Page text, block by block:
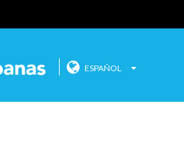
Celebra las
ESPAÑOL